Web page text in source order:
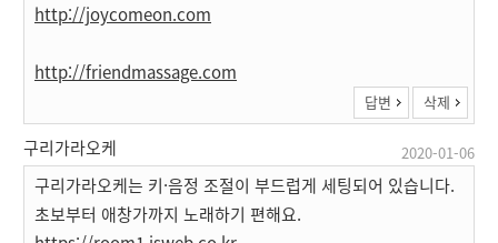
http://joycomeon.com
http://friendmassage.com
답변 삭제
구리가라오케 2020-01-06
구리가라오케는 키·음정 조절이 부드럽게 세팅되어 있습니다.
초보부터 애창가까지 노래하기 편해요.